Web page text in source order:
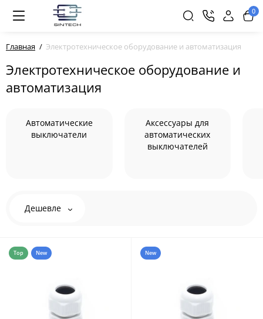
0
Главная Электротехническое оборудование и автоматизация
Электротехническое оборудование и
автоматизация
Автоматические
выключатели
Аксессуары для
автоматических
выключателей
Дешевле
Top New New